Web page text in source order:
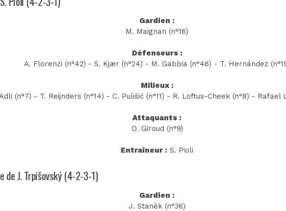
Gardien :
M. Maignan (n°16)
Défenseurs :
A. Florenzi (n°42) - S. Kjær (n°24) - M. Gabbia (n°46) - T. Hernández
Milieux :
(n°7) - T. Reijnders (n°14) - C. Pulišić (n°11) - R. Loftus-Cheek (n°8) - Rafael
Attaquants :
O. Giroud (n°9)
Entraîneur : S. Pioli
de J. Trpišovský (4-2-3-1)
Gardien :
J. Staněk (n°36)